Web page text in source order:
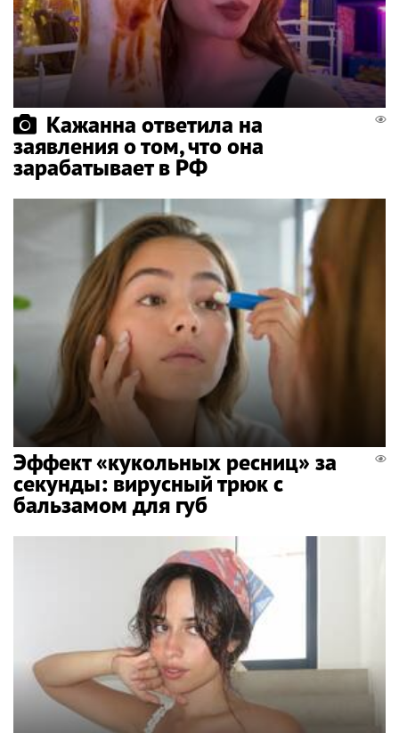
Кажанна ответила на
заявления о том, что она
зарабатывает в РФ
Эффект «кукольных ресниц» за
секунды: вирусный трюк с
бальзамом для губ